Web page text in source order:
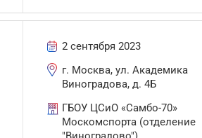
2 сентября 2023
г. Москва, ул. Академика
Виноградова, д. 4Б
ГБОУ ЦСиО «Самбо-70»
Москомспорта (отделение